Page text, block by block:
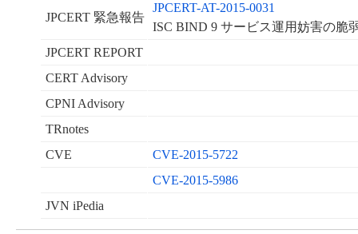
JPCERT 緊急報告
JPCERT-AT-2015-0031
ISC BIND 9 サービス運用妨害の脆
JPCERT REPORT
CERT Advisory
CPNI Advisory
TRnotes
CVE
CVE-2015-5722
CVE-2015-5986
JVN iPedia